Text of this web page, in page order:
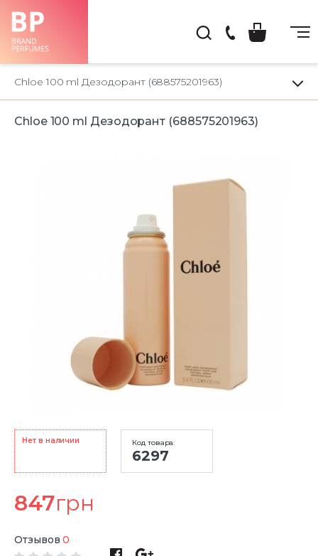
66-
Chloe 100 ml Дезодорант (688575201963)
Chloe 100 ml Дезодорант (688575201963)
Нет в наличии Код товара:
6297
847грн
Отзывов 0